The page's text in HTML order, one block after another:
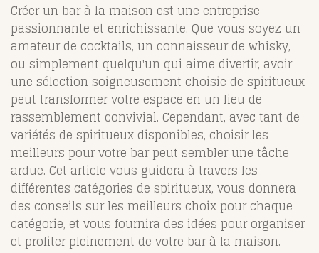
Créer un bar à la maison est une entreprise
passionnante et enrichissante. Que vous soyez un
amateur de cocktails, un connaisseur de whisky,
ou simplement quelqu'un qui aime divertir, avoir
une sélection soigneusement choisie de spiritueux
peut transformer votre espace en un lieu de
rassemblement convivial. Cependant, avec tant de
variétés de spiritueux disponibles, choisir les
meilleurs pour votre bar peut sembler une tâche
ardue. Cet article vous guidera à travers les
différentes catégories de spiritueux, vous donnera
des conseils sur les meilleurs choix pour chaque
catégorie, et vous fournira des idées pour organiser
et profiter pleinement de votre bar à la maison.